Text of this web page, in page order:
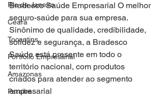
Rio de Janeiro
Ceara
Tocantins
Portfolio Empresarial
Amazonas
Paraiba
Bradesco Saúde Empresarial O melhor
seguro-saúde para sua empresa.
Sinônimo de qualidade, credibilidade,
solidez e segurança, a Bradesco
Saúde está presente em todo o
território nacional, com produtos
criados para atender ao segmento
empresarial